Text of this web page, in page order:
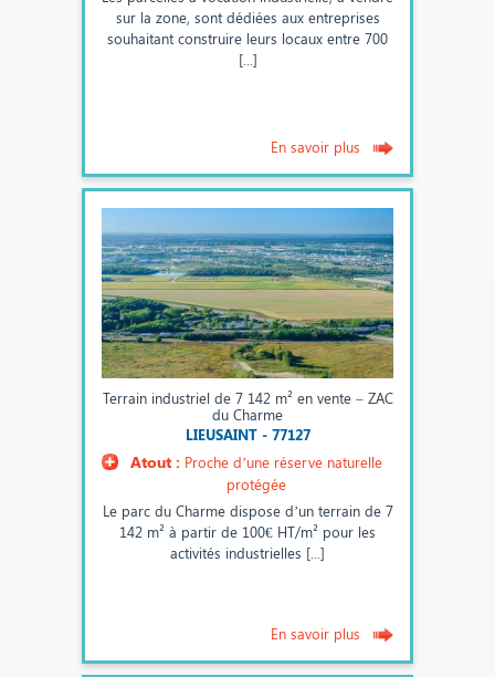
sur la zone, sont dédiées aux entreprises
souhaitant construire leurs locaux entre 700
[...]
En savoir plus
Terrain industriel de 7 142 m² en vente – ZAC
du Charme
LIEUSAINT - 77127
Atout : Proche d’une réserve naturelle
protégée
Le parc du Charme dispose d’un terrain de 7
142 m² à partir de 100€ HT/m² pour les
activités industrielles [...]
En savoir plus